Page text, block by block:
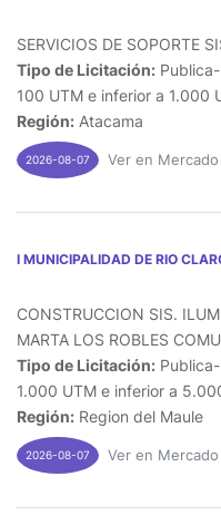
SERVICIOS DE SOPORTE
Tipo de Licitación:
100 UTM e inferior a 1.000
Región: Atacama
2026-08-07 Ver en
I MUNICIPALIDAD DE RIO
CONSTRUCCION SIS.
MARTA LOS ROBLES
Tipo de Licitación:
1.000 UTM e inferior a
Región: Region del Maule
2026-08-07 Ver en